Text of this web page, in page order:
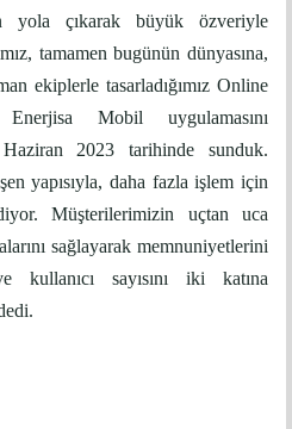
yola çıkarak büyük özveriyle
tamamen bugünün dünyasına,
ekiplerle tasarladığımız Online
Mobil uygulamasını
2023
tarihinde sunduk.
yapısıyla, daha fazla işlem için
Müşterilerimizin uçtan uca
sağlayarak memnuniyetlerini
kullanıcı sayısını iki katına